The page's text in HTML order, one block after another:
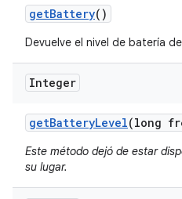
getBattery()
Devuelve el nivel de batería
Integer
getBatteryLevel(long
Este método dejó de estar
su lugar.